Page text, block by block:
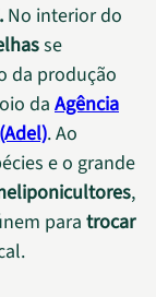
No interior do
se
da produção
daAgência
. Ao
e o grande
,
paratrocar